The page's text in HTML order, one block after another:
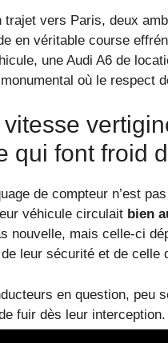
trajet vers Paris, deux
en véritable course
une Audi A6 de
où le respect
vitesse
qui font froid
de compteur n’est
véhicule circulait bien
nouvelle, mais celle-ci
leur sécurité et de celle
en question, peu
fuir dès leur
infractions au code de